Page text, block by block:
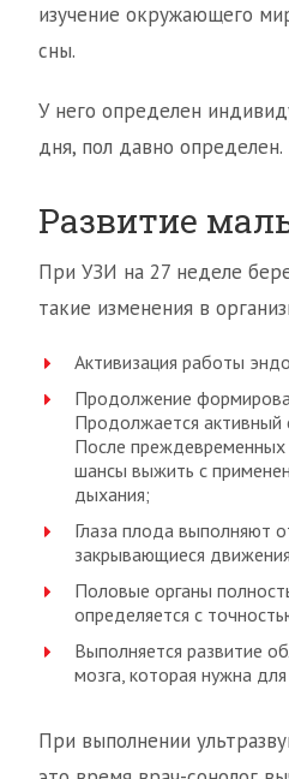
изучение окружающего
сны.
У него определен
дня, пол давно определен.
Развитие
При УЗИ на 27 неделе
такие изменения в
Активизация работы
Продолжение
Продолжается активный
После преждевременных
шансы выжить с
дыхания;
Глаза плода выполняют
закрывающиеся
Половые органы
определяется с
Выполняется развитие
мозга, которая нужна
При выполнении